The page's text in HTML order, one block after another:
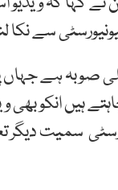
سے نکا
صوبہ ہے
ہیں انکو
سمیت دیگر